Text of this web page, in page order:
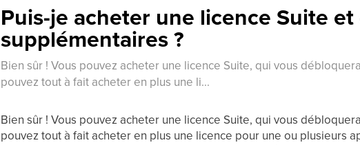
Puis-je acheter une licence Suite
supplémentaires ?
Bien sûr ! Vous pouvez acheter une licence Suite, qui vous
pouvez tout à fait acheter en plus une li...
Bien sûr ! Vous pouvez acheter une licence Suite, qui vous
pouvez tout à fait acheter en plus une licence pour une ou plusieurs